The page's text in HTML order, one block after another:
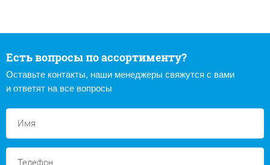
Есть вопросы по ассортименту?
Оставьте контакты, наши менеджеры свяжутся с вами
и ответят на все вопросы